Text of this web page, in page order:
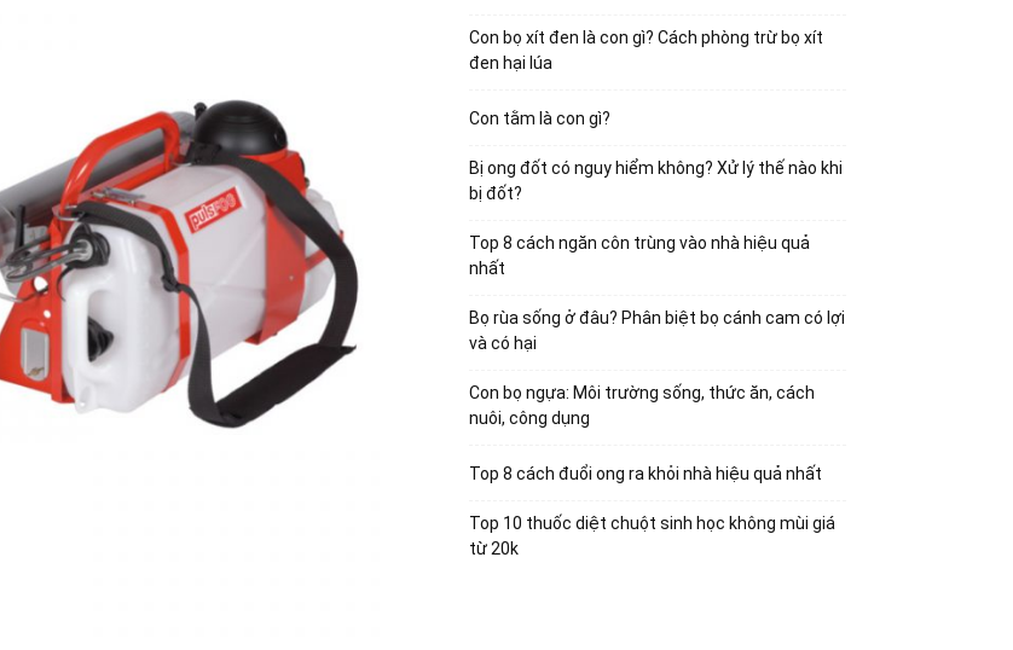
Con bọ xít đen là con gì? Cách phòng trừ bọ xít
đen hại lúa
Con tằm là con gì?
Bị ong đốt có nguy hiểm không? Xử lý thế nào khi
bị đốt?
Top 8 cách ngăn côn trùng vào nhà hiệu quả
nhất
Bọ rùa sống ở đâu? Phân biệt bọ cánh cam có lợi
và có hại
Con bọ ngựa: Môi trường sống, thức ăn, cách
nuôi, công dụng
Top 8 cách đuổi ong ra khỏi nhà hiệu quả nhất
Top 10 thuốc diệt chuột sinh học không mùi giá
từ 20k